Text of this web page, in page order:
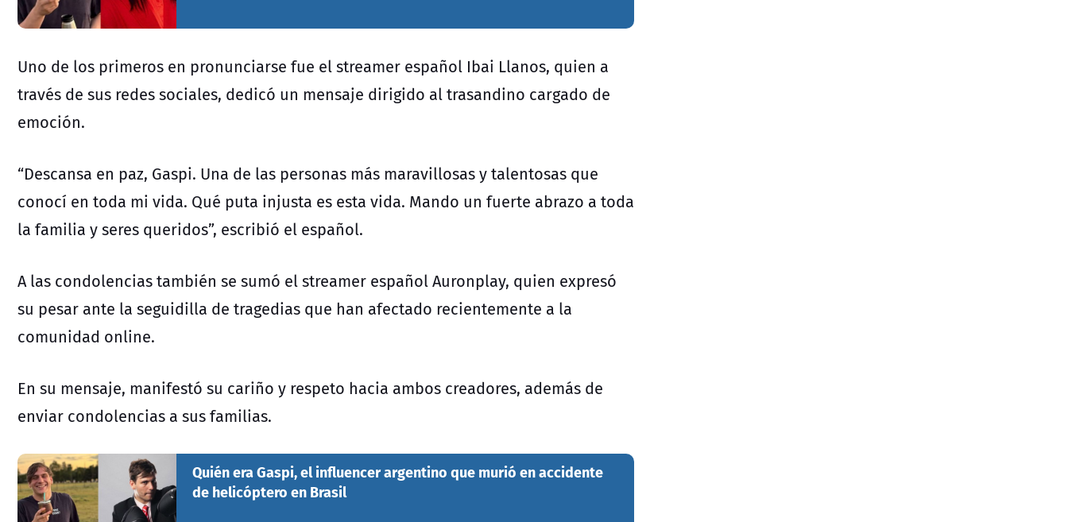
Uno de los primeros en pronunciarse fue el streamer español Ibai Llanos, quien a
través de sus redes sociales, dedicó un mensaje dirigido al trasandino cargado de
emoción.
“Descansa en paz, Gaspi. Una de las personas más maravillosas y talentosas que
conocí en toda mi vida. Qué puta injusta es esta vida. Mando un fuerte abrazo a toda
la familia y seres queridos”, escribió el español.
A las condolencias también se sumó el streamer español Auronplay, quien expresó
su pesar ante la seguidilla de tragedias que han afectado recientemente a la
comunidad online.
En su mensaje, manifestó su cariño y respeto hacia ambos creadores, además de
enviar condolencias a sus familias.
Quién era Gaspi, el influencer argentino que murió en accidente
de helicóptero en Brasil